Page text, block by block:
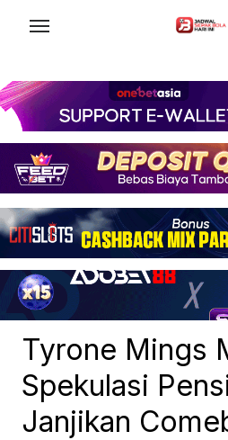
content
Tyrone Mings
Spekulasi
Janjikan